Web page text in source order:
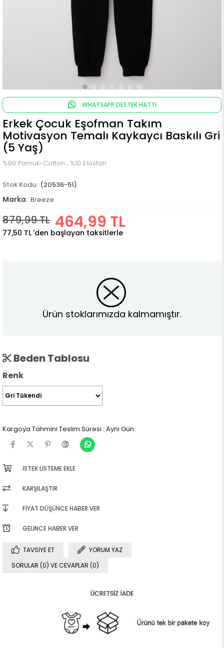
WHATSAPP DESTEK HATTI
Erkek Çocuk Eşofman Takım
Motivasyon Temalı Kaykaycı Baskılı Gri
(5 Yaş)
%90 Pamuk-Cotton , %10 Elastan
(20536-51)
Marka : Breeze
879,99 TL 464,99 TL
77,50 TL 'den başlayan taksitlerle
Ürün stoklarımızda kalmamıştır.
Beden Tablosu
Renk
Kargoya Tahmini Teslim Süresi : Aynı Gün
İSTEK LISTEME EKLE
KARŞILAŞTIR
FIYAT DÜŞÜNCE HABER VER
GELINCE HABER VER
TAVSIYE ET
YORUM YAZ
SORULAR (0) VE CEVAPLAR (0)